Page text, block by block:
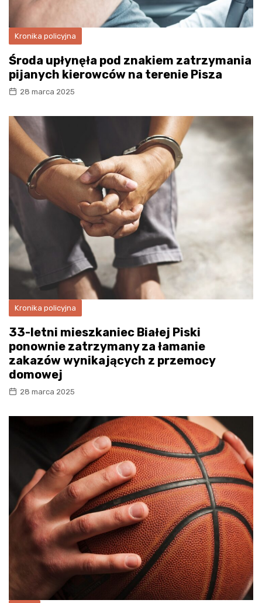
Kronika policyjna
Środa upłynęła pod znakiem zatrzymania
pijanych kierowców na terenie Pisza
28 marca 2025
Kronika policyjna
33-letni mieszkaniec Białej Piski
ponownie zatrzymany za łamanie
zakazów wynikających z przemocy
domowej
28 marca 2025